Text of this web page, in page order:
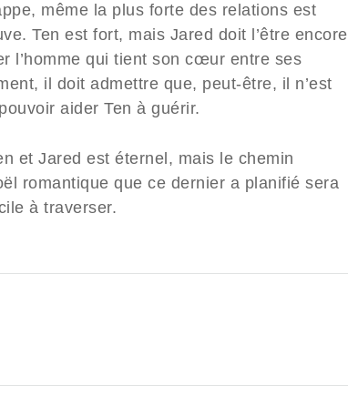
même la plus forte des relations est
Ten est fort, mais Jared doit l’être encore
l’homme qui tient son cœur entre ses
il doit admettre que, peut-être, il n’est
aider Ten à guérir.
et Jared est éternel, mais le chemin
romantique que ce dernier a planifié sera
à traverser.